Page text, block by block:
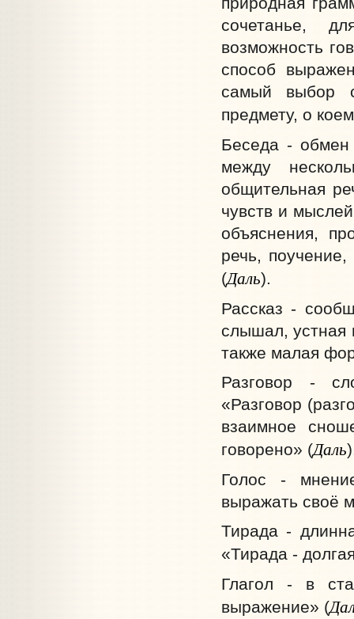
сочетанье,
возможность
способ
самый выбор
предмету, о
Беседа - обмен
между
общительная
чувств и
объяснения,
речь,
(Даль).
Рассказ -
слышал, устная
также малая
Разговор -
«Разговор
взаимное
говорено» (Даль
Голос -
выражать своё
Тирада -
«Тирада -
Глагол - в
выражение» (